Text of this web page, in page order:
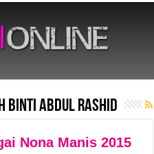
Binti Abdul Rashid
Nona Manis 2015